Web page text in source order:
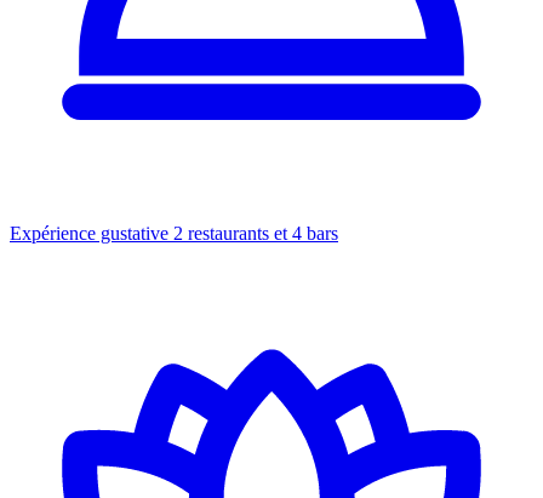
Expérience gustative 2 restaurants et 4 bars